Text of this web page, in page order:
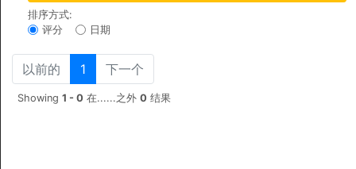
排序方式:
评分
日期
以前的 1 下一个
Showing 1 - 0 在......之外 0 结果